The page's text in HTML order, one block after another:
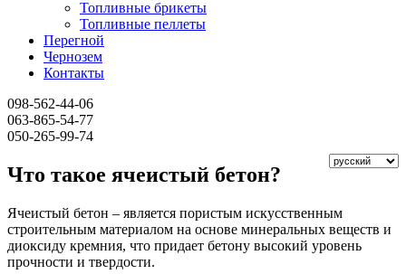
Топливные брикеты
Топливные пеллеты
Перегной
Чернозем
Контакты
098-562-44-06
063-865-54-77
050-265-99-74
Что такое ячеистый бетон?
Ячеистый бетон – является пористым искусственным
строительным материалом на основе минеральных веществ и
диоксиду кремния, что придает бетону высокий уровень
прочности и твердости.